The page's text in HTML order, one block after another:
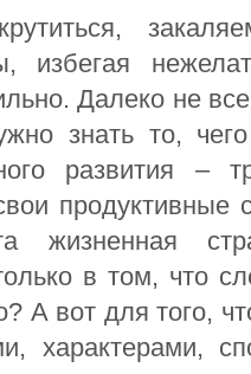
избегая
Далеко не
знать то,
развития –
продуктивные
жизненная
в том, что
А вот для того,
характерами,